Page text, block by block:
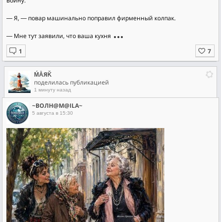
― Я, ― повар машинально поправил фирменный колпак.
― Мне тут заявили, что ваша кухня
ḾẰЯǨ
поделилась публикацией
1 минуту назад
~ВОЛН@М@ILA~
5 августа в 15:30